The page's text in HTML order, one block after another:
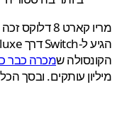
מריו קארט 8
שמכרה כבר כ-140 מיליון יחידות
עותקים. ובסך הכל